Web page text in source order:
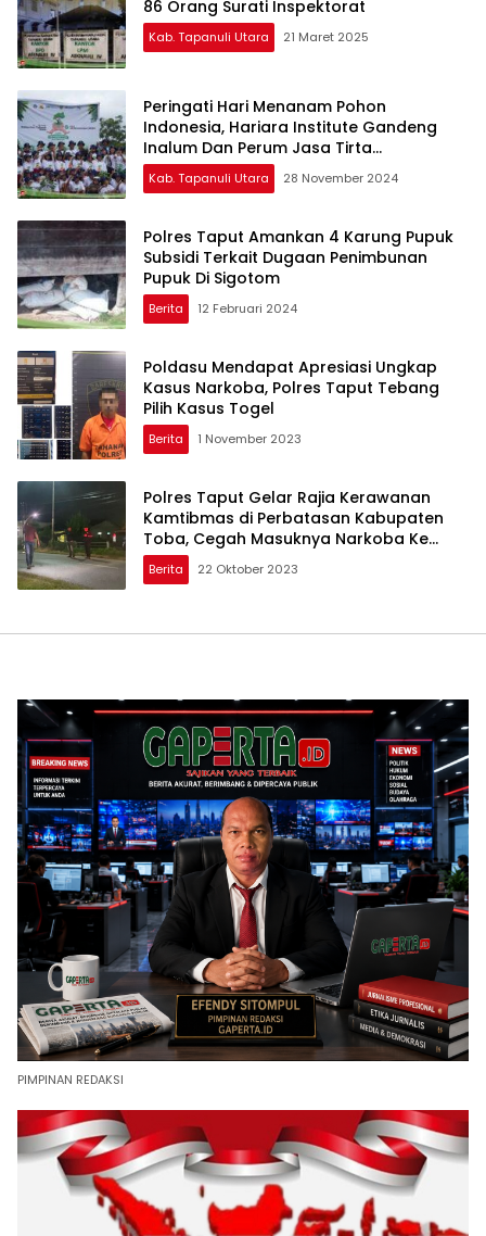
86 Orang Surati Inspektorat
Kab. Tapanuli Utara 21 Maret 2025
Peringati Hari Menanam Pohon
Indonesia, Hariara Institute Gandeng
Inalum Dan Perum Jasa Tirta
Laksanakan Penanaman Pohon Di
Kecamatan Sipahutar
Kab. Tapanuli Utara 28 November 2024
Polres Taput Amankan 4 Karung Pupuk
Subsidi Terkait Dugaan Penimbunan
Pupuk Di Sigotom
Berita 12 Februari 2024
Poldasu Mendapat Apresiasi Ungkap
Kasus Narkoba, Polres Taput Tebang
Pilih Kasus Togel
Berita 1 November 2023
Polres Taput Gelar Rajia Kerawanan
Kamtibmas di Perbatasan Kabupaten
Toba, Cegah Masuknya Narkoba Ke
Taput
Berita 22 Oktober 2023
PIMPINAN REDAKSI